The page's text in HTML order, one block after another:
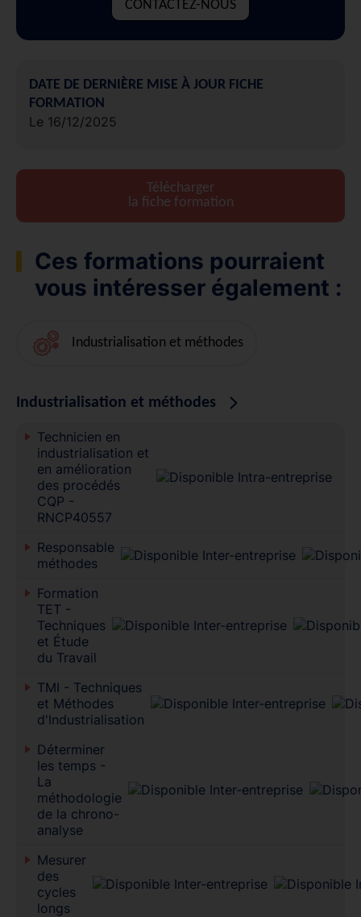
CONTACTEZ-NOUS
DATE DE DERNIÈRE MISE À JOUR FICHE
FORMATION
Le 16/12/2025
Télécharger
la fiche formation
Ces formations pourraient
vous intéresser également :
Industrialisation et méthodes
Industrialisation et méthodes
Technicien en
industrialisation et
en amélioration
des procédés
CQP -
RNCP40557
Responsable
méthodes
Formation
TET -
Techniques
et Étude
du Travail
TMI - Techniques
et Méthodes
d'Industrialisation
Déterminer
les temps -
La
méthodologie
de la chrono-
analyse
Mesurer
des
cycles
longs